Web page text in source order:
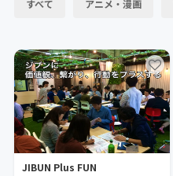
すべて アニメ・漫画
JIBUN Plus FUN